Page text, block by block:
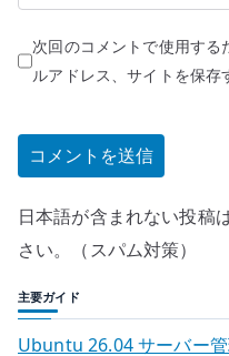
次回のコメントで使用す
ルアドレス、サイトを保存
日本語が含まれない投稿
さい。（スパム対策）
主要ガイド
Ubuntu 26.04 サーバー